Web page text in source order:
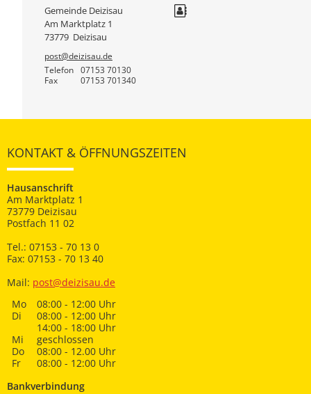
Gemeinde Deizisau
Am Marktplatz 1
73779 Deizisau
post@deizisau.de
Telefon
07153 70130
Fax 07153 701340
KONTAKT & ÖFFNUNGSZEITEN
Hausanschrift
Am Marktplatz 1
73779 Deizisau
Postfach 11 02
Tel.: 07153 - 70 13 0
Fax: 07153 - 70 13 40
Mail: post@deizisau.de
Mo
08:00 - 12:00 Uhr
Di
08:00 - 12:00 Uhr
14:00 - 18:00 Uhr
Mi
geschlossen
Do
08:00 - 12.00 Uhr
Fr
08:00 - 12:00 Uhr
Bankverbindung